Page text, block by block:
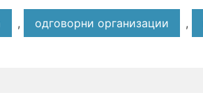
, одговорни организации ,